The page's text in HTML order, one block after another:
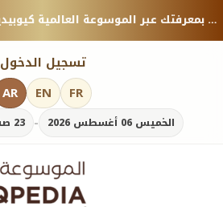
منصة معرفية موثوقة — شارك بمعرفتك عبر الموسوعة العالمية كيوبيديا.
تسجيل الدخول
الخميس 06 أغسطس 2026 - 23 صفر 1448
AR EN FR